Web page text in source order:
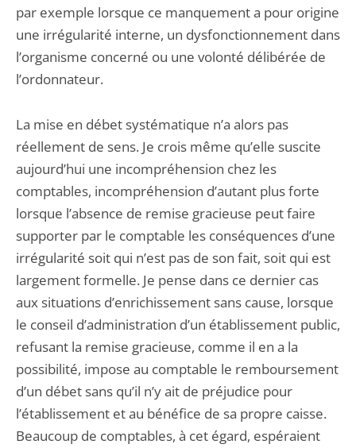
par exemple lorsque ce manquement a pour origine
une irrégularité interne, un dysfonctionnement dans
l’organisme concerné ou une volonté délibérée de
l’ordonnateur.
La mise en débet systématique n’a alors pas
réellement de sens. Je crois même qu’elle suscite
aujourd’hui une incompréhension chez les
comptables, incompréhension d’autant plus forte
lorsque l’absence de remise gracieuse peut faire
supporter par le comptable les conséquences d’une
irrégularité soit qui n’est pas de son fait, soit qui est
largement formelle. Je pense dans ce dernier cas
aux situations d’enrichissement sans cause, lorsque
le conseil d’administration d’un établissement public,
refusant la remise gracieuse, comme il en a la
possibilité, impose au comptable le remboursement
d’un débet sans qu’il n’y ait de préjudice pour
l’établissement et au bénéfice de sa propre caisse.
Beaucoup de comptables, à cet égard, espéraient